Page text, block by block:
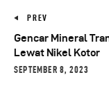
PREV
Gencar Mineral
Lewat Nikel Kotor
SEPTEMBER 8, 2023